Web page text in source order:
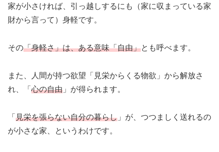
家が小さければ、引っ越しするにも（家に収まっている家
財から言って）身軽です。
その「身軽さ」は、ある意味「自由」とも呼べます。
また、人間が持つ欲望「見栄からくる物欲」から解放さ
れ、「 心の自由 」が得られます。
「 見栄を張らない自分の暮らし 」が、つつましく送れるの
が小さな家、というわけです。